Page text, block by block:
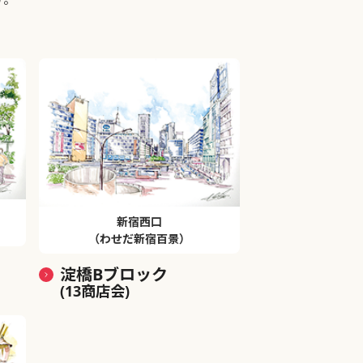
新宿西口
（わせだ新宿百景）
淀橋Bブロック
(13商店会)